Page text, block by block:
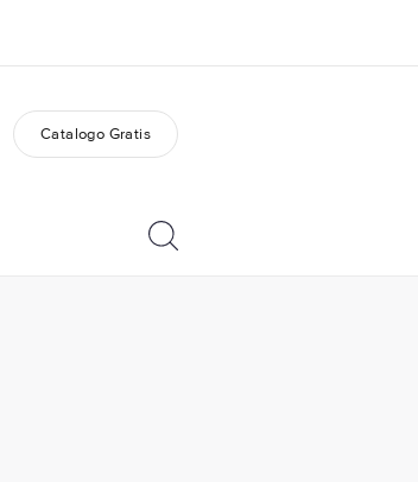
Carriera
Catalogo Gratis